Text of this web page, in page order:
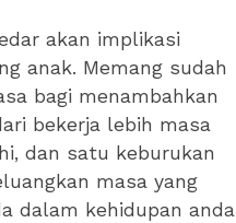
akan implikasi
anak. Memang sudah
bagi menambahkan
bekerja lebih masa
dan satu keburukan
masa yang
dalam kehidupan anda